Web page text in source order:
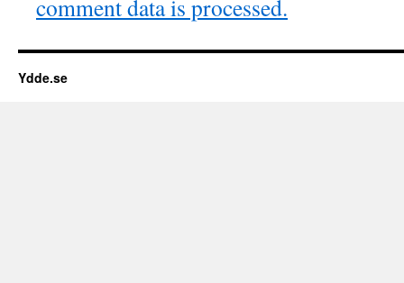
comment data is processed.
Ydde.se